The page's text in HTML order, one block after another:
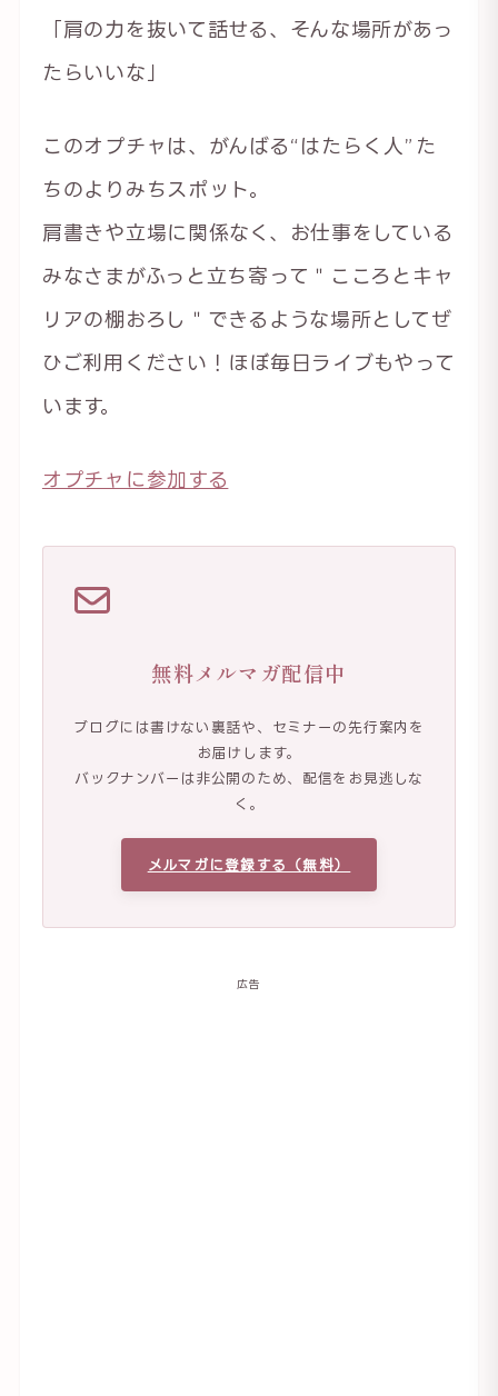
「肩の力を抜いて話せる、そんな場所があっ
たらいいな」
このオプチャは、がんばる“はたらく人”た
ちのよりみちスポット。
肩書きや立場に関係なく、お仕事をしている
みなさまがふっと立ち寄って＂こころとキャ
リアの棚おろし＂できるような場所としてぜ
ひご利用ください！ほぼ毎日ライブもやって
います。
オプチャに参加する
無料メルマガ配信中
ブログには書けない裏話や、セミナーの先行案内を
お届けします。
バックナンバーは非公開のため、配信をお見逃しな
く。
メルマガに登録する（無料）
広告